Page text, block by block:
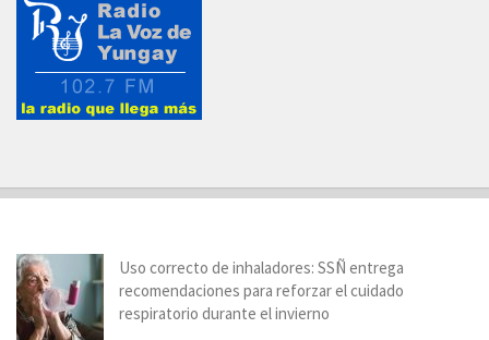
Uso correcto de inhaladores: SSÑ entrega
recomendaciones para reforzar el cuidado
respiratorio durante el invierno